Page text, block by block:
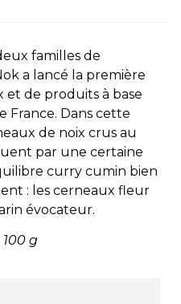
familles de
a lancé la première
et de produits à base
France. Dans cette
de noix crus au
par une certaine
curry cumin bien
: les cerneaux fleur
évocateur.
g